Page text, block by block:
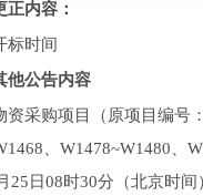
正内容：
标时间
他公告内容
资采购项目（原项目编号
、W1478~W1480、
25日08时30分（北京时